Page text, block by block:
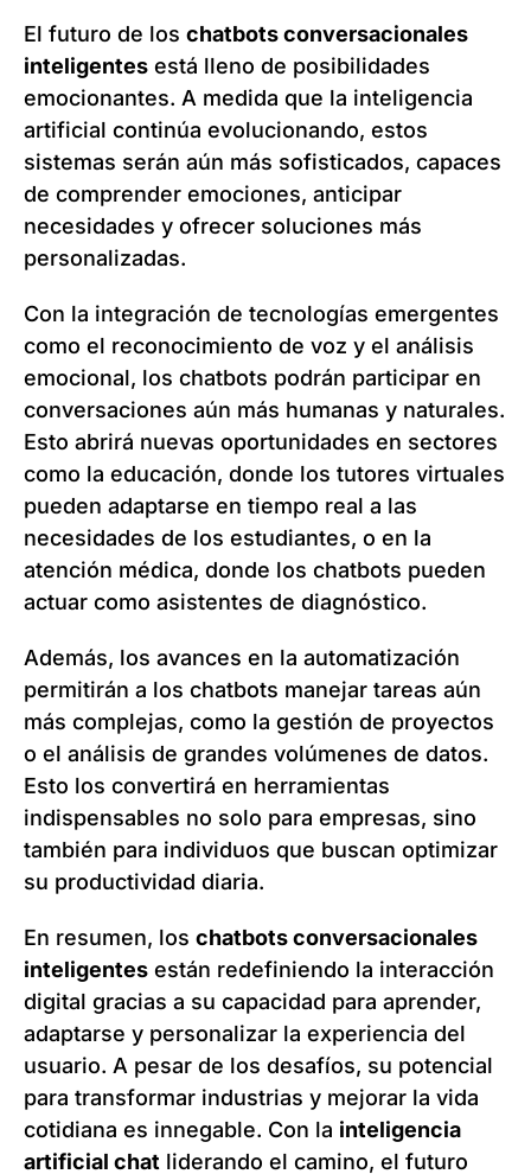
El futuro de los chatbots conversacionales
inteligentes está lleno de posibilidades
emocionantes. A medida que la inteligencia
artificial continúa evolucionando, estos
sistemas serán aún más sofisticados, capaces
de comprender emociones, anticipar
necesidades y ofrecer soluciones más
personalizadas.
Con la integración de tecnologías emergentes
como el reconocimiento de voz y el análisis
emocional, los chatbots podrán participar en
conversaciones aún más humanas y naturales.
Esto abrirá nuevas oportunidades en sectores
como la educación, donde los tutores virtuales
pueden adaptarse en tiempo real a las
necesidades de los estudiantes, o en la
atención médica, donde los chatbots pueden
actuar como asistentes de diagnóstico.
Además, los avances en la automatización
permitirán a los chatbots manejar tareas aún
más complejas, como la gestión de proyectos
o el análisis de grandes volúmenes de datos.
Esto los convertirá en herramientas
indispensables no solo para empresas, sino
también para individuos que buscan optimizar
su productividad diaria.
En resumen, los chatbots conversacionales
inteligentes están redefiniendo la interacción
digital gracias a su capacidad para aprender,
adaptarse y personalizar la experiencia del
usuario. A pesar de los desafíos, su potencial
para transformar industrias y mejorar la vida
cotidiana es innegable. Con la inteligencia
artificial chat liderando el camino, el futuro